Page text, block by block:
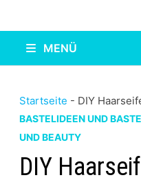
MENÜ
Startseite - DIY
BASTELIDEEN UND
UND BEAUTY
DIY